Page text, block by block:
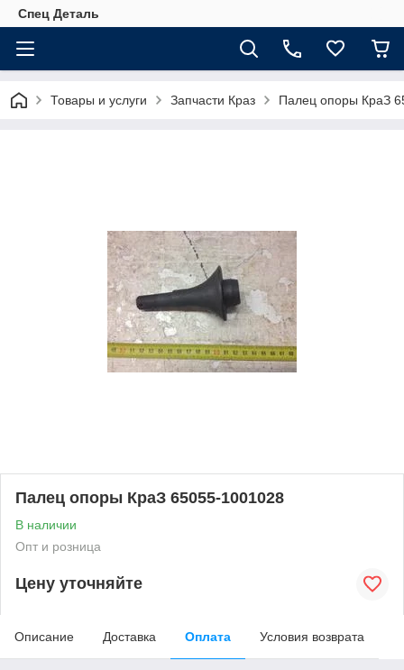
Спец Деталь
Товары и услуги Запчасти Краз Палец опоры КраЗ
Палец опоры КраЗ 65055-1001028
В наличии
Опт и розница
Цену уточняйте
Описание Доставка Оплата Условия возврата